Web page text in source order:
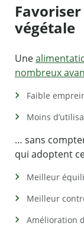
végétale
Une
nombreux
Faible
Moins
… sans
qui adoptent
Meilleur
Meilleur
Amélioration